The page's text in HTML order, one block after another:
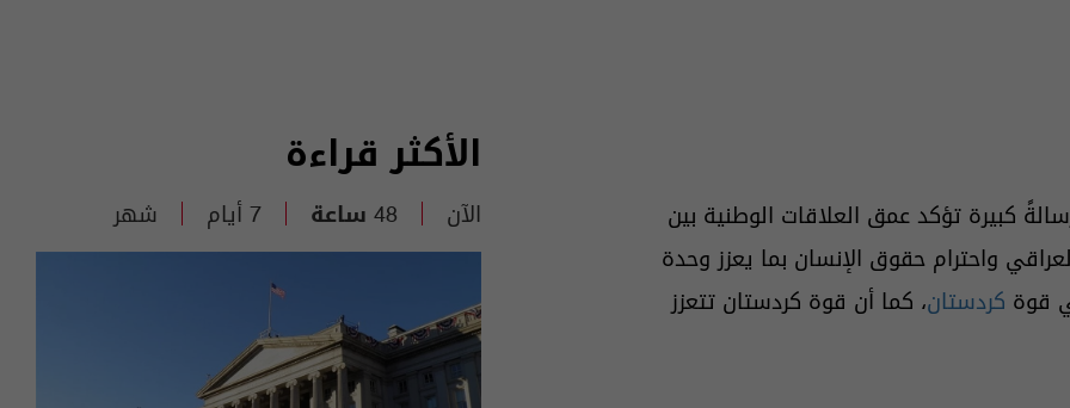
كبيرة تؤكد عمق العلاقات الوطنية بين
واحترام حقوق الإنسان بما يعزز وحدة
قوة كردستان، كما أن قوة كردستان تتعزز
الأكثر قراءة
الآن 48 ساعة 7 أيام شهر